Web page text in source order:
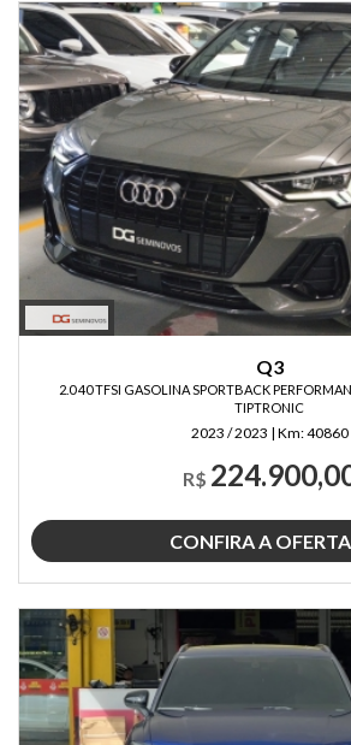
Q3
2.0 40 TFSI GASOLINA SPORTBACK
TIPTRONIC
2023 / 2023 | Km:40860
R$
CONFIRA A OFERTA